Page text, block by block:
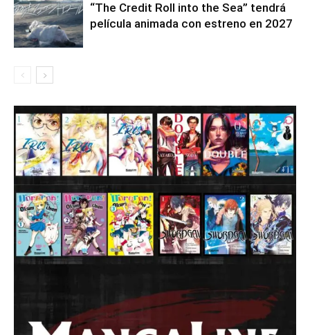
“The Credit Roll into the Sea” tendrá
película animada con estreno en 2027